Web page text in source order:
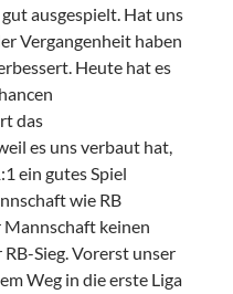
ausgespielt. Hat uns
Vergangenheit haben
Heute hat es
das
es uns verbaut hat,
ein gutes Spiel
wie RB
keinen
Sieg. Vorerst unser
Weg in die erste Liga